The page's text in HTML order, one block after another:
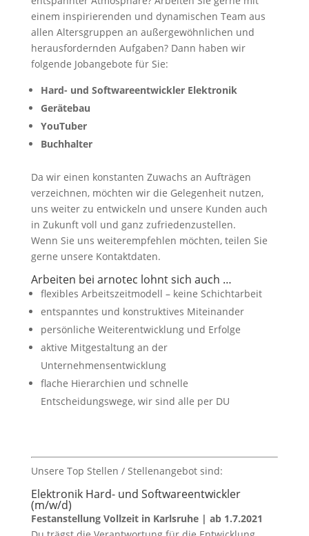
einem inspirierenden und dynamischen Team aus
allen Altersgruppen an außergewöhnlichen und
herausfordernden Aufgaben? Dann haben wir
folgende Jobangebote für Sie:
Hard- und Softwareentwickler Elektronik
Gerätebau
YouTuber
Buchhalter
Da wir einen konstanten Zuwachs an Aufträgen
verzeichnen, möchten wir die Gelegenheit nutzen,
uns weiter zu entwickeln und unsere Kunden auch
in Zukunft voll und ganz zufriedenzustellen.
Wenn Sie uns weiterempfehlen möchten, teilen Sie
gerne unsere Kontaktdaten.
Arbeiten bei arnotec lohnt sich auch …
flexibles Arbeitszeitmodell – keine Schichtarbeit
entspanntes und konstruktives Miteinander
persönliche Weiterentwicklung und Erfolge
aktive Mitgestaltung an der
Unternehmensentwicklung
flache Hierarchien und schnelle
Entscheidungswege, wir sind alle per DU
Unsere Top Stellen / Stellenangebot sind:
Elektronik Hard- und Softwareentwickler
(m/w/d)
Festanstellung Vollzeit in Karlsruhe | ab 1.7.2021